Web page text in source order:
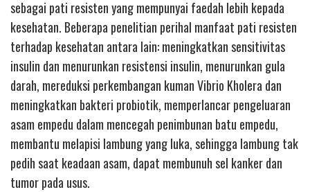
sebagai pati resisten yang mempunyai faedah lebih kepada
kesehatan. Beberapa penelitian perihal manfaat pati resisten
terhadap kesehatan antara lain: meningkatkan sensitivitas
insulin dan menurunkan resistensi insulin, menurunkan gula
darah, mereduksi perkembangan kuman Vibrio Kholera dan
meningkatkan bakteri probiotik, memperlancar pengeluaran
asam empedu dalam mencegah penimbunan batu empedu,
membantu melapisi lambung yang luka, sehingga lambung tak
pedih saat keadaan asam, dapat membunuh sel kanker dan
tumor pada usus.